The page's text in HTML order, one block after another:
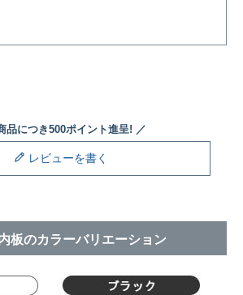
レビューを書く
板のカラーバリエーション